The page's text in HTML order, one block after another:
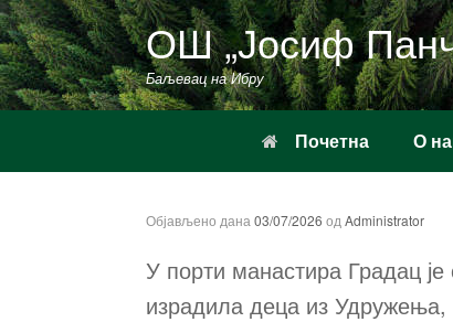
Пређи
на
садржај
ОШ „Јосиф
Баљевац на Ибру
Почетна О
Објављено дана 03/07/2026 од Administrator
У порти манастира Градац
израдила деца из